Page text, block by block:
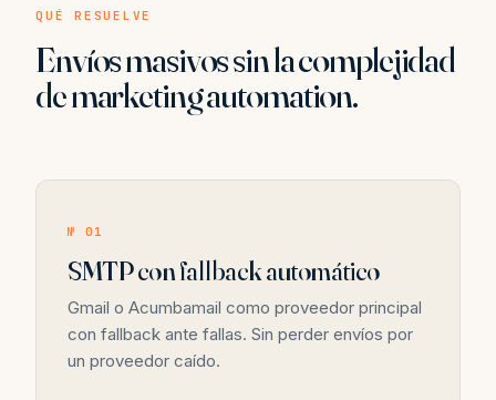
QUÉ RESUELVE
Envíos masivos sin la complejidad
de marketing automation.
№ 01
SMTP con fallback automático
Gmail o Acumbamail como proveedor principal
con fallback ante fallas. Sin perder envíos por
un proveedor caído.